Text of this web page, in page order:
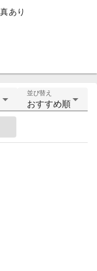
あり
並び替え
おすすめ順